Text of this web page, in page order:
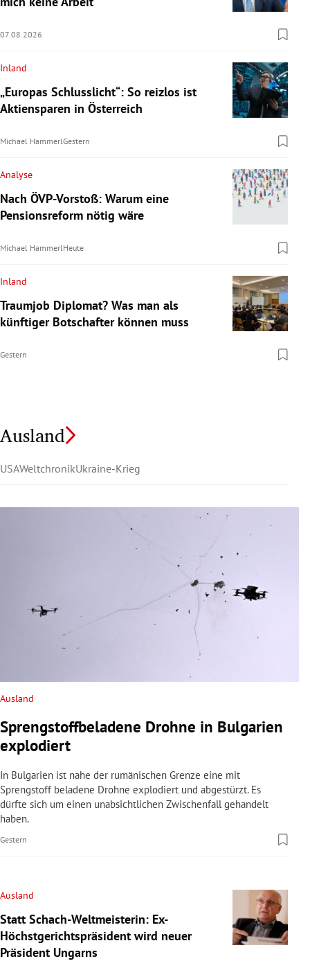
07.08.2026
Inland
„Europas Schlusslicht“: So reizlos ist
Aktiensparen in Österreich
Michael HammerlGestern
Analyse
Nach ÖVP-Vorstoß: Warum eine
Pensionsreform nötig wäre
Michael HammerlHeute
Inland
Traumjob Diplomat? Was man als
künftiger Botschafter können muss
Gestern
Ausland
USAWeltchronikUkraine-Krieg
Ausland
Sprengstoffbeladene Drohne in Bulgarien
explodiert
In Bulgarien ist nahe der rumänischen Grenze eine mit
Sprengstoff beladene Drohne explodiert und abgestürzt. Es
dürfte sich um einen unabsichtlichen Zwischenfall gehandelt
haben.
Gestern
Ausland
Statt Schach-Weltmeisterin: Ex-
Höchstgerichtspräsident wird neuer
Präsident Ungarns